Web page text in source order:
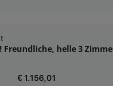
Freundliche, helle 3
€ 1.156,01